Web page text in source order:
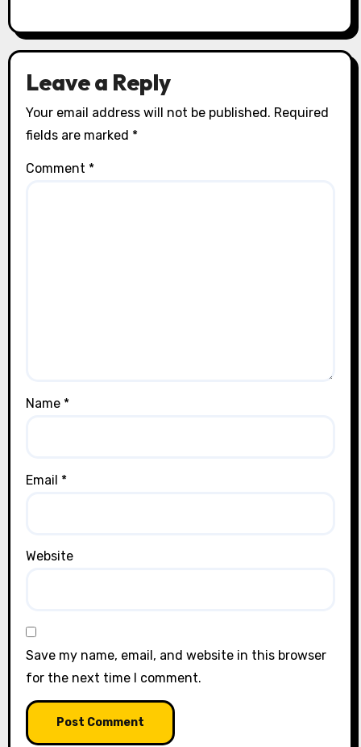
Leave a Reply
Your email address will not be published. Required
fields are marked *
Comment *
Name *
Email *
Website
Save my name, email, and website in this browser
for the next time I comment.